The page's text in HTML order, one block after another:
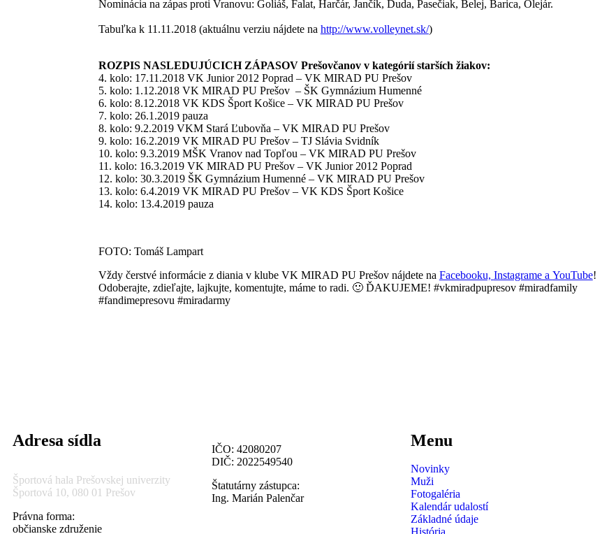
Nominácia na zápas proti Vranovu: Goliáš, Falat, Harčár, Jančík, Duda, Pasečiak, Belej, Barica, Olejár.
Tabuľka k 11.11.2018 (aktuálnu verziu nájdete na http://www.volleynet.sk/)
ROZPIS NASLEDUJÚCICH ZÁPASOV Prešovčanov v kategórií starších žiakov:
4. kolo: 17.11.2018 VK Junior 2012 Poprad – VK MIRAD PU Prešov
5. kolo: 1.12.2018 VK MIRAD PU Prešov – ŠK Gymnázium Humenné
6. kolo: 8.12.2018 VK KDS Šport Košice – VK MIRAD PU Prešov
7. kolo: 26.1.2019 pauza
8. kolo: 9.2.2019 VKM Stará Ľubovňa – VK MIRAD PU Prešov
9. kolo: 16.2.2019 VK MIRAD PU Prešov – TJ Slávia Svidník
10. kolo: 9.3.2019 MŠK Vranov nad Topľou – VK MIRAD PU Prešov
11. kolo: 16.3.2019 VK MIRAD PU Prešov – VK Junior 2012 Poprad
12. kolo: 30.3.2019 ŠK Gymnázium Humenné – VK MIRAD PU Prešov
13. kolo: 6.4.2019 VK MIRAD PU Prešov – VK KDS Šport Košice
14. kolo: 13.4.2019 pauza
FOTO: Tomáš Lampart
Vždy čerstvé informácie z diania v klube VK MIRAD PU Prešov nájdete na Facebooku, Instagrame a YouTube!
Odoberajte, zdieľajte, lajkujte, komentujte, máme to radi. 🙂 ĎAKUJEME! #vkmiradpupresov #miradfamily
#fandimepresovu #miradarmy
Adresa sídla
Športová hala Prešovskej univerzity
Športová 10, 080 01 Prešov
Právna forma:
občianske združenie
IČO: 42080207
DIČ: 2022549540
Štatutárny zástupca:
Ing. Marián Palenčar
Menu
Novinky
Muži
Fotogaléria
Kalendár udalostí
Základné údaje
História